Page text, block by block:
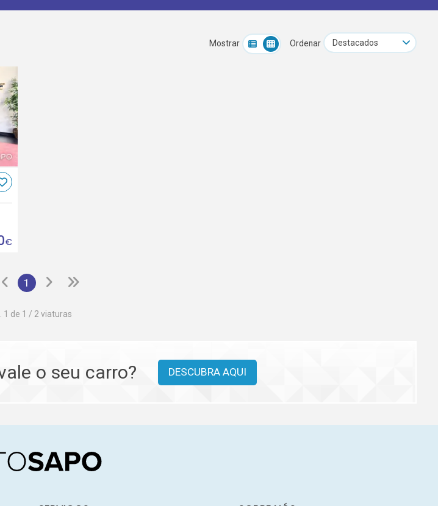
Mostrar Ordenar
€
1
1 de 1 / 2 viaturas
o seu carro? DESCUBRA AQUI